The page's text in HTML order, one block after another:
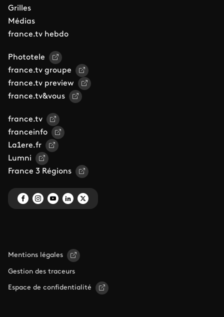
Grilles
Médias
france.tv hebdo
Phototele
france.tv groupe
france.tv preview
france.tv&vous
france.tv
franceinfo
La1ere.fr
Lumni
France 3 Régions
Mentions légales
Gestion des traceurs
Espace de confidentialité